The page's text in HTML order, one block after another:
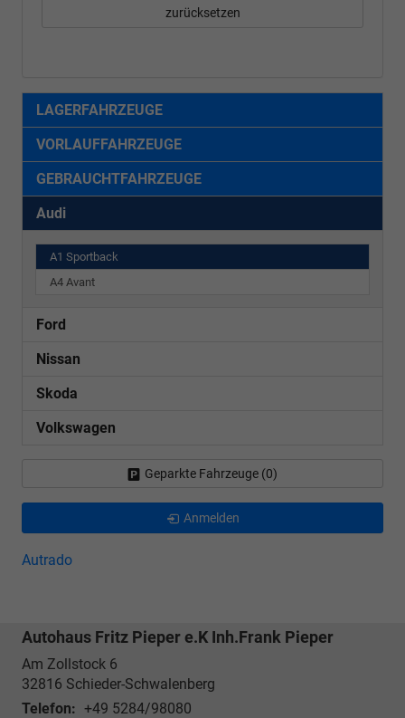
zurücksetzen
LAGERFAHRZEUGE
VORLAUFFAHRZEUGE
GEBRAUCHTFAHRZEUGE
Audi
A1 Sportback
A4 Avant
Ford
Nissan
Skoda
Volkswagen
Geparkte Fahrzeuge (0)
Anmelden
Autrado
Autohaus Fritz Pieper e.K Inh.Frank Pieper
Am Zollstock 6
32816 Schieder-Schwalenberg
Telefon: +49 5284/98080